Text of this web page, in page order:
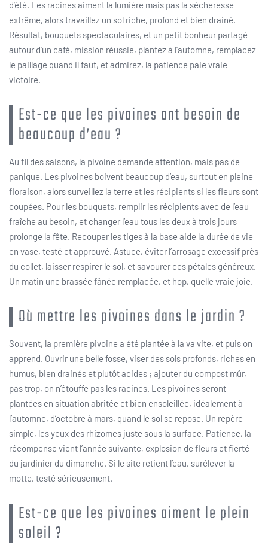
d’été. Les racines aiment la lumière mais pas la sécheresse
extrême, alors travaillez un sol riche, profond et bien drainé.
Résultat, bouquets spectaculaires, et un petit bonheur partagé
autour d’un café, mission réussie, plantez à l’automne, remplacez
le paillage quand il faut, et admirez, la patience paie vraie
victoire.
Est-ce que les pivoines ont besoin de
beaucoup d’eau ?
Au fil des saisons, la pivoine demande attention, mais pas de
panique. Les pivoines boivent beaucoup d’eau, surtout en pleine
floraison, alors surveillez la terre et les récipients si les fleurs sont
coupées. Pour les bouquets, remplir les récipients avec de l’eau
fraîche au besoin, et changer l’eau tous les deux à trois jours
prolonge la fête. Recouper les tiges à la base aide la durée de vie
en vase, testé et approuvé. Astuce, éviter l’arrosage excessif près
du collet, laisser respirer le sol, et savourer ces pétales généreux.
Un matin une brassée fânée remplacée, et hop, quelle vraie joie.
Où mettre les pivoines dans le jardin ?
Souvent, la première pivoine a été plantée à la va vite, et puis on
apprend. Ouvrir une belle fosse, viser des sols profonds, riches en
humus, bien drainés et plutôt acides ; ajouter du compost mûr,
pas trop, on n’étouffe pas les racines. Les pivoines seront
plantées en situation abritée et bien ensoleillée, idéalement à
l’automne, d’octobre à mars, quand le sol se repose. Un repère
simple, les yeux des rhizomes juste sous la surface. Patience, la
récompense vient l’année suivante, explosion de fleurs et fierté
du jardinier du dimanche. Si le site retient l’eau, surélever la
motte, testé sérieusement.
Est-ce que les pivoines aiment le plein
soleil ?